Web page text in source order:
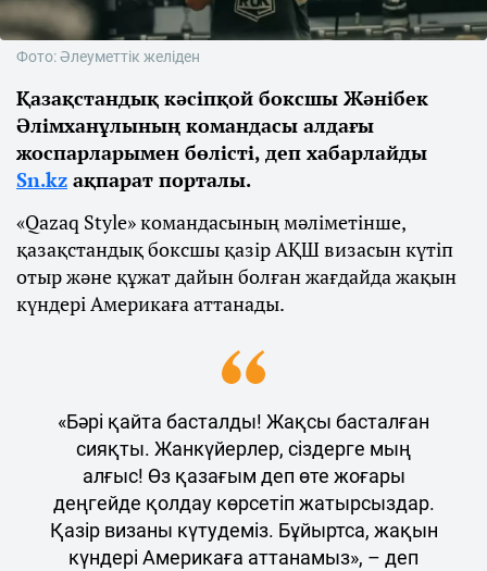
Фото: Әлеуметтік желіден
Қазақстандық кәсіпқой боксшы Жәнібек
Әлімханұлының командасы алдағы
жоспарларымен бөлісті, деп хабарлайды
Sn.kz ақпарат порталы.
«Qazaq Style» командасының мәліметінше,
қазақстандық боксшы қазір АҚШ визасын күтіп
отыр және құжат дайын болған жағдайда жақын
күндері Америкаға аттанады.
«Бәрі қайта басталды! Жақсы басталған
сияқты. Жанкүйерлер, сіздерге мың
алғыс! Өз қазағым деп өте жоғары
деңгейде қолдау көрсетіп жатырсыздар.
Қазір визаны күтудеміз. Бұйыртса, жақын
күндері Америкаға аттанамыз», – деп